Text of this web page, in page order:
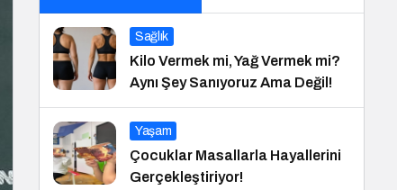
Sağlık
Kilo Vermek mi, Yağ Vermek mi?
Aynı Şey Sanıyoruz Ama Değil!
Yaşam
Çocuklar Masallarla Hayallerini
Gerçekleştiriyor!